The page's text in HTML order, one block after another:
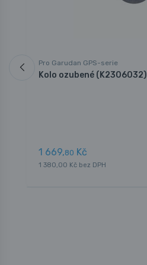
Pro Garudan GPS-serie
Kolo ozubené (K2306032)
1 669,80 Kč
1 380,00 Kč bez DPH